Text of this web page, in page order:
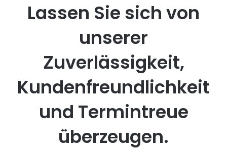
Lassen Sie sich von
unserer
Zuverlässigkeit,
Kundenfreundlichkeit
und Termintreue
überzeugen.